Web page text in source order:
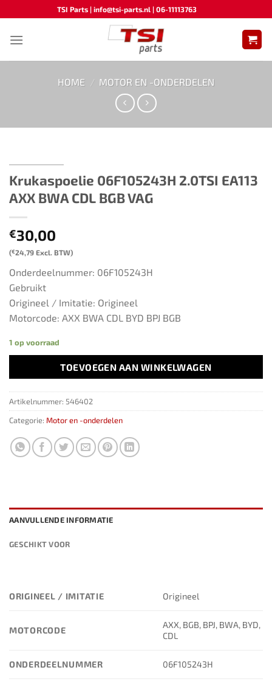
naar
inhoud
TSI Parts | info@tsi-parts.nl | 06-11113763
HOME / MOTOR EN -ONDERDELEN
Krukaspoelie 06F105243H 2.0TSI EA113
AXX BWA CDL BGB VAG
€30,00
(€24,79 Excl. BTW)
Onderdeelnummer: 06F105243H
Gebruikt
Origineel / Imitatie: Origineel
Motorcode: AXX BWA CDL BYD BPJ BGB
1 op voorraad
TOEVOEGEN AAN WINKELWAGEN
Artikelnummer: 546402
Categorie: Motor en -onderdelen
AANVULLENDE INFORMATIE
GESCHIKT VOOR
ORIGINEEL / IMITATIE Origineel
MOTORCODE
AXX, BGB, BPJ, BWA, BYD,
CDL
ONDERDEELNUMMER 06F105243H